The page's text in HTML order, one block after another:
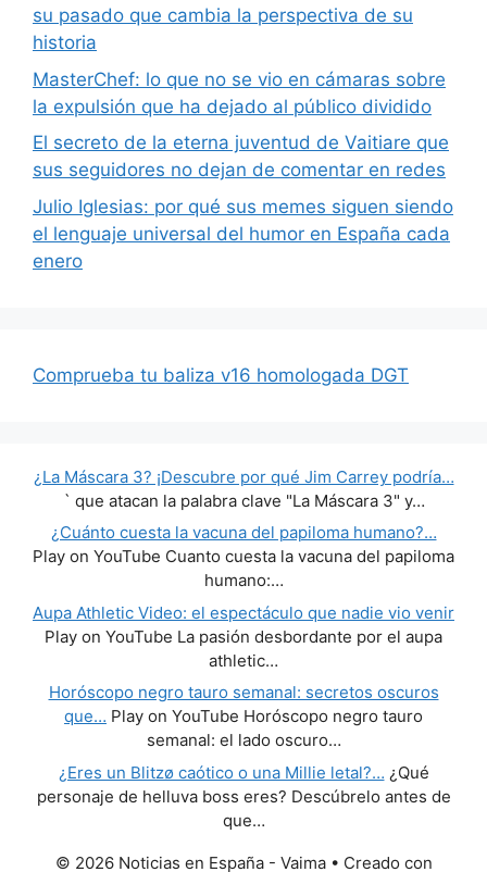
su pasado que cambia la perspectiva de su
historia
MasterChef: lo que no se vio en cámaras sobre
la expulsión que ha dejado al público dividido
El secreto de la eterna juventud de Vaitiare que
sus seguidores no dejan de comentar en redes
Julio Iglesias: por qué sus memes siguen siendo
el lenguaje universal del humor en España cada
enero
Comprueba tu baliza v16 homologada DGT
¿La Máscara 3? ¡Descubre por qué Jim Carrey podría…
` que atacan la palabra clave "La Máscara 3" y…
¿Cuánto cuesta la vacuna del papiloma humano?…
Play on YouTube Cuanto cuesta la vacuna del papiloma
humano:…
Aupa Athletic Video: el espectáculo que nadie vio venir
Play on YouTube La pasión desbordante por el aupa
athletic…
Horóscopo negro tauro semanal: secretos oscuros
que… Play on YouTube Horóscopo negro tauro
semanal: el lado oscuro…
¿Eres un Blitzø caótico o una Millie letal?… ¿Qué
personaje de helluva boss eres? Descúbrelo antes de
que…
© 2026 Noticias en España - Vaima• Creado con